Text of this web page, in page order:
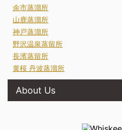
余市蒸溜所
山鹿蒸溜所
神戸蒸溜所
野沢温泉蒸留所
長濱蒸留所
黄桜 丹波蒸溜所
About Us